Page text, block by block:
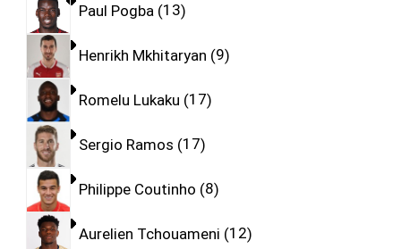
Paul Pogba 13
Henrikh Mkhitaryan 9
Romelu Lukaku 17
Sergio Ramos 17
Philippe Coutinho 8
Aurelien Tchouameni 12